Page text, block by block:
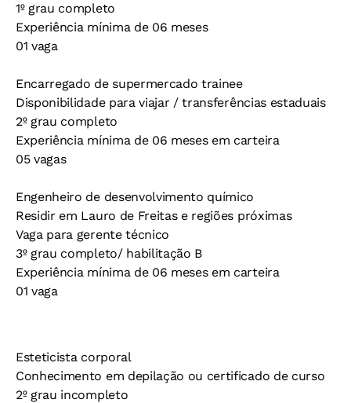
1º grau completo
Experiência mínima de 06 meses
01 vaga
Encarregado de supermercado trainee
Disponibilidade para viajar / transferências estaduais
2º grau completo
Experiência mínima de 06 meses em carteira
05 vagas
Engenheiro de desenvolvimento químico
Residir em Lauro de Freitas e regiões próximas
Vaga para gerente técnico
3º grau completo/ habilitação B
Experiência mínima de 06 meses em carteira
01 vaga
Esteticista corporal
Conhecimento em depilação ou certificado de curso
2º grau incompleto